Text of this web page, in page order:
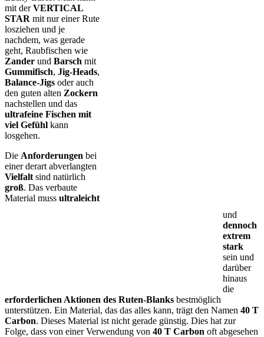
mit derVERTICAL
STAR mit nur einer Rute
losziehen und je
nachdem, was gerade
geht, Raubfischen wie
Zander und Barsch mit
Gummifisch, Jig-Heads,
Balance-Jigs oder auch
den guten alten Zockern
nachstellen und das
ultrafeine Fischen mit
viel Gefühl kann
losgehen.
Die Anforderungen bei
einer derart abverlangten
Vielfalt sind natürlich
groß. Das verbaute
Material muss ultraleicht
und
dennoch
extrem
stark
sein und
darüber
hinaus
die
erforderlichen Aktionen des Ruten-Blanks bestmöglich
unterstützen. Ein Material, das das alles kann, trägt den Namen 40 T
Carbon. Dieses Material ist nicht gerade günstig. Dies hat zur
Folge, dass von einer Verwendung von 40 T Carbon oft abgesehen